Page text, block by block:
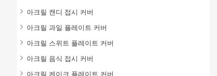
아크릴 캔디 접시 커버
아크릴 과일 플레이트 커버
아크릴 스위트 플레이트 커버
아크릴 음식 접시 커버
아크릴 케이크 플레이트 커버